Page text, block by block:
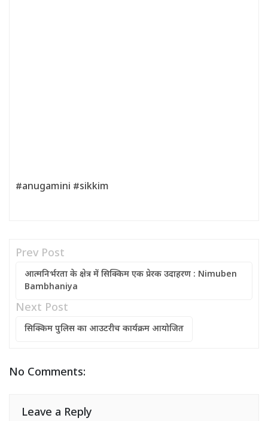
#anugamini #sikkim
Prev Post
आत्मनिर्भरता के क्षेत्र में सिक्किम एक प्रेरक उदाहरण : Nimuben
Bambhaniya
Next Post
सिक्किम पुलिस का आउटरीच कार्यक्रम आयोजित
No Comments:
Leave a Reply